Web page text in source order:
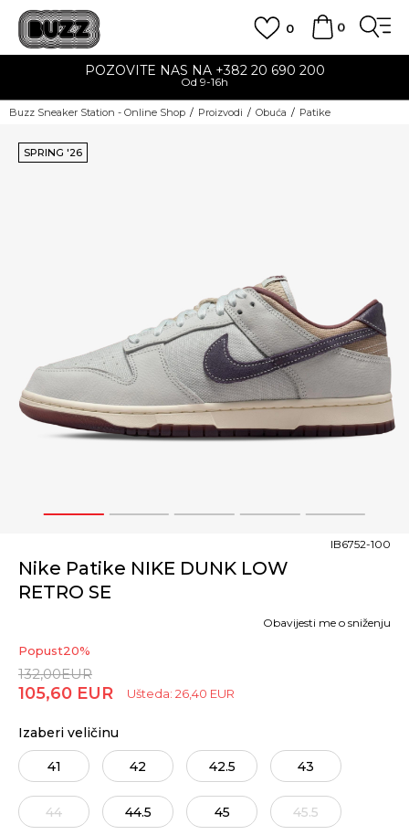
0
0
POZOVITE NAS NA +382 20 690 200
Od 9-16h
Buzz Sneaker Station - Online Shop Proizvodi Obuća Patike
1 2 3 4 5
SPRING '26
Nike Patike NIKE DUNK LOW
RETRO SE
IB6752-100
Popust20%
132,00EUR
105,60 EUR Ušteda: 26,40 EUR
Obavijesti me o sniženju
Izaberi veličinu
41 42 42.5 43
44 44.5 45 45.5